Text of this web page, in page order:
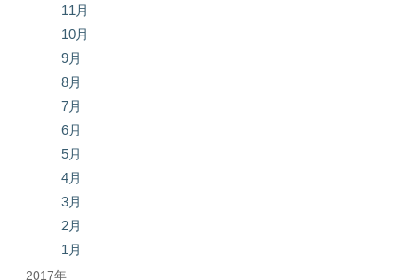
11月
10月
9月
8月
7月
6月
5月
4月
3月
2月
1月
2017年